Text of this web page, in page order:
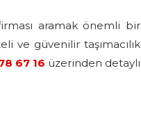
aramak önemli bir
ve güvenilir taşımacılık
67 16 üzerinden detaylı